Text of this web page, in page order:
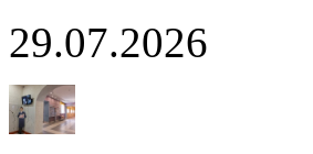
29.07.2026